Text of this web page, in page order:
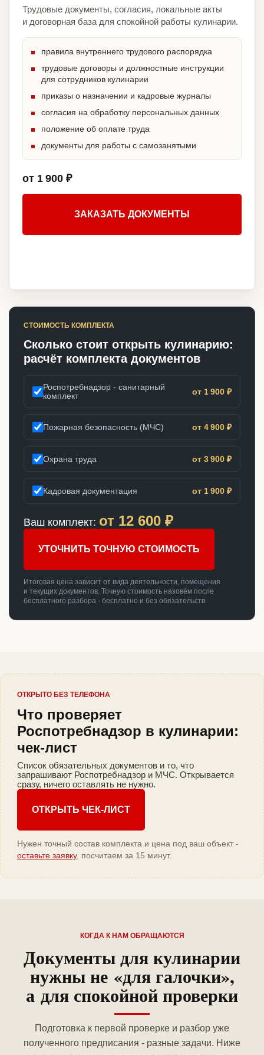
Трудовые документы, согласия, локальные акты
и договорная база для спокойной работы кулинарии.
правила внутреннего трудового распорядка
трудовые договоры и должностные инструкции
для сотрудников кулинарии
приказы о назначении и кадровые журналы
согласия на обработку персональных данных
положение об оплате труда
документы для работы с самозанятыми
от 1 900 ₽
ЗАКАЗАТЬ ДОКУМЕНТЫ
СТОИМОСТЬ КОМПЛЕКТА
Сколько стоит открыть кулинарию:
расчёт комплекта документов
Роспотребнадзор - санитарный
комплект
от 1 900 ₽
Пожарная безопасность (МЧС) от 4 900 ₽
Охрана труда от 3 900 ₽
Кадровая документация от 1 900 ₽
Ваш комплект: от 12 600 ₽
УТОЧНИТЬ ТОЧНУЮ СТОИМОСТЬ
Итоговая цена зависит от вида деятельности, помещения
и текущих документов. Точную стоимость назовём после
бесплатного разбора - бесплатно и без обязательств.
ОТКРЫТО БЕЗ ТЕЛЕФОНА
Что проверяет
Роспотребнадзор в кулинарии:
чек-лист
Список обязательных документов и то, что
запрашивают Роспотребнадзор и МЧС. Открывается
сразу, ничего оставлять не нужно.
ОТКРЫТЬ ЧЕК-ЛИСТ
Нужен точный состав комплекта и цена под ваш объект -
оставьте заявку, посчитаем за 15 минут.
КОГДА К НАМ ОБРАЩАЮТСЯ
Документы для кулинарии
нужны не «для галочки»,
а для спокойной проверки
Подготовка к первой проверке и разбор уже
полученного предписания - разные задачи. Ниже